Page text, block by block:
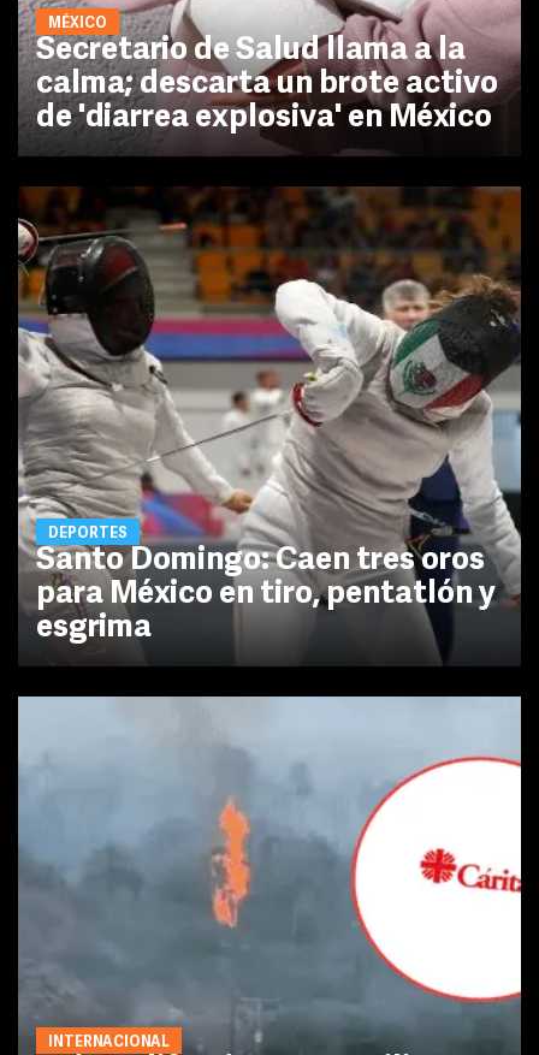
MÉXICO
Secretario de Salud llama a la
calma; descarta un brote activo
de 'diarrea explosiva' en México
DEPORTES
Santo Domingo: Caen tres oros
para México en tiro, pentatlón y
esgrima
INTERNACIONAL